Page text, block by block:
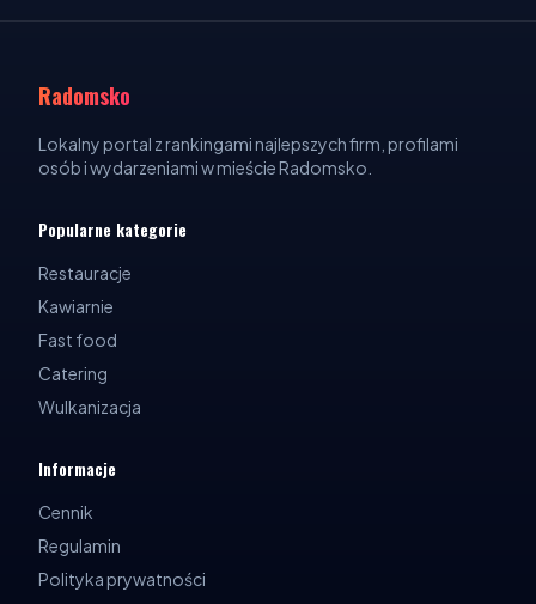
Radomsko
Lokalny portal z rankingami najlepszych firm, profilami
osób i wydarzeniami w mieście Radomsko.
Popularne kategorie
Restauracje
Kawiarnie
Fast food
Catering
Wulkanizacja
Informacje
Cennik
Regulamin
Polityka prywatności